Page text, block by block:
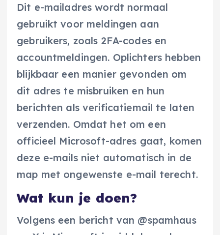
Dit e-mailadres wordt normaal
gebruikt voor meldingen aan
gebruikers, zoals 2FA-codes en
accountmeldingen. Oplichters hebben
blijkbaar een manier gevonden om
dit adres te misbruiken en hun
berichten als verificatiemail te laten
verzenden. Omdat het om een
officieel Microsoft-adres gaat, komen
deze e-mails niet automatisch in de
map met ongewenste e-mail terecht.
Wat kun je doen?
Volgens een bericht van @spamhaus